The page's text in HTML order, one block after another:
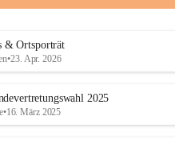
& Ortsporträt
•23. Apr. 2026
2025
•16. März 2025